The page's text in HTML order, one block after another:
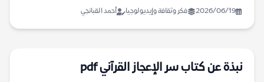
2026/06/19 فكر وثقافة وإيديولوجيا أحمد القبانجي
نبذة عن كتاب سر الإعجاز القرآني pdf